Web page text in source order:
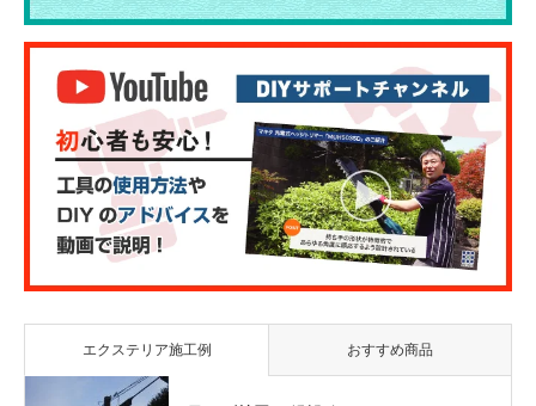
エクステリア施工例 おすすめ商品